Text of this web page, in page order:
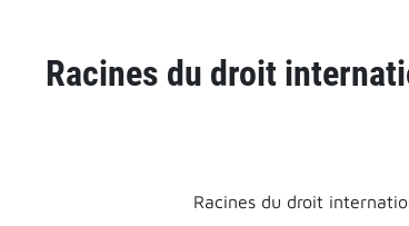
Racines du droit
Racines du droit